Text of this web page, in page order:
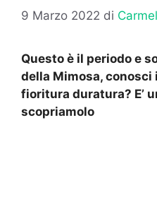
9 Marzo 2022 di
Questo è il periodo e
della Mimosa, conosci
fioritura duratura? E’
scopriamolo